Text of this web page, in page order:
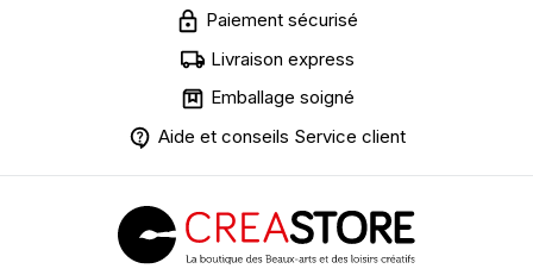
Paiement sécurisé
Livraison express
Emballage soigné
Aide et conseils Service client